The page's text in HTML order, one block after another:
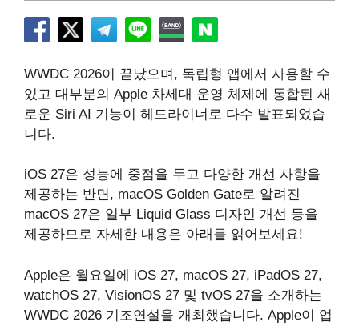
WWDC 2026이 끝났으며, 독립형 앱에서 사용할 수
있고 대부분의 Apple 차세대 운영 체제에 통합된 새
로운 Siri AI 기능이 헤드라이너로 다수 발표되었습
니다.
iOS 27은 성능에 중점을 두고 다양한 개선 사항을
제공하는 반면, macOS Golden Gate로 알려진
macOS 27은 일부 Liquid Glass 디자인 개선 등을
제공하므로 자세한 내용은 아래를 읽어보세요!
Apple은 월요일에 iOS 27, macOS 27, iPadOS 27,
watchOS 27, VisionOS 27 및 tvOS 27을 소개하는
WWDC 2026 기조연설을 개최했습니다. Apple이 업